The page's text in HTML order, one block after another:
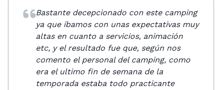
Bastante decepcionado con este camping
ya que íbamos con unas expectativas muy
altas en cuanto a servicios, animación
etc, y el resultado fue que, según nos
comento el personal del camping, como
era el ultimo fin de semana de la
temporada estaba todo practicante